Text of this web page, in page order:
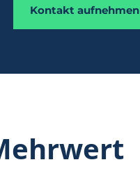
Kontakt aufnehmen